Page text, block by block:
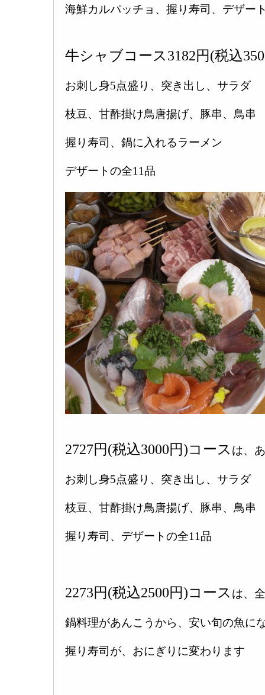
海鮮カルパッチョ、握り寿司、デザー
牛シャブコース3182円(税込
お刺し身5点盛り、突き出し、サラダ
枝豆、甘酢掛け鳥唐揚げ、豚串、鳥串
握り寿司、鍋に入れるラーメン
デザートの全11品
2727円(税込3000円)コース は、
お刺し身5点盛り、突き出し、サラダ
枝豆、甘酢掛け鳥唐揚げ、豚串、鳥串
握り寿司、デザートの全11品
2273円(税込2500円)コース は、
鍋料理があんこうから、安い旬の魚に
握り寿司が、おにぎりに変わります